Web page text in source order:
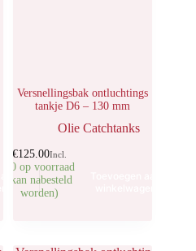
Versnellingsbak ontluchtings
tankje D6 – 130 mm
Olie Catchtanks
€125.00Incl.
20 op voorraad
(kan nabesteld
worden)